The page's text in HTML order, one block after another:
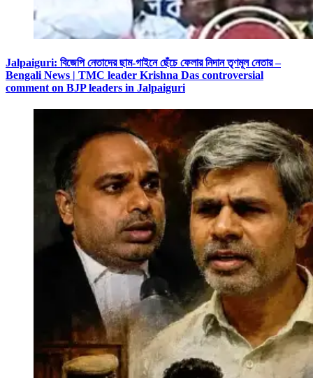
Jalpaiguri: বিজেপি নেতাদের ছাম-গাইনে ছেঁচে ফেলার নিদান তৃণমূল নেতার –
Bengali News | TMC leader Krishna Das controversial
comment on BJP leaders in Jalpaiguri